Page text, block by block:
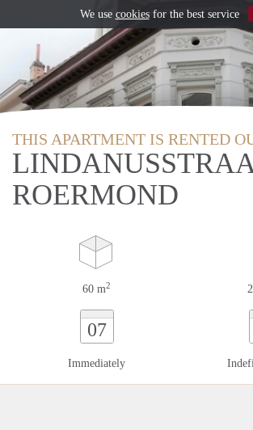
THIS APARTMENT IS RENTED
ROERMOND
60 m2
07
Immediately
We use cookiesfor the best service